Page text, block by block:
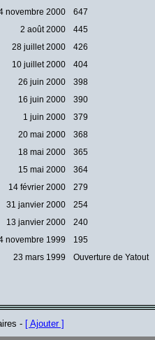
novembre 2000
647
2 août 2000
445
28 juillet 2000
426
10 juillet 2000
404
26 juin 2000
398
16 juin 2000
390
1 juin 2000
379
20 mai 2000
368
18 mai 2000
365
15 mai 2000
364
14 février 2000
279
31 janvier 2000
254
13 janvier 2000
240
novembre 1999
195
23 mars 1999
Ouverture de Yatout
- [ Ajouter ]